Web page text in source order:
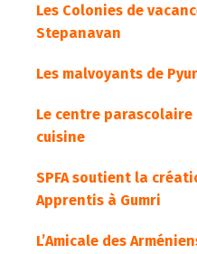
Les Colonies de
Stepanavan
Les malvoyants de
Le centre
cuisine
SPFA soutient la
Apprentis à Gumri
L’Amicale des